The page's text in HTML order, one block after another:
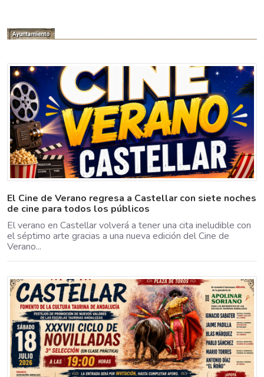
El Cine de Verano regresa a Castellar con siete noches
de cine para todos los públicos
El verano en Castellar volverá a tener una cita ineludible con
el séptimo arte gracias a una nueva edición del Cine de
Verano...